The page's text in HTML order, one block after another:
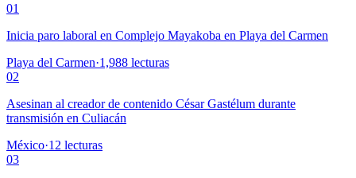
01
Inicia paro laboral en Complejo Mayakoba en Playa del Carmen
Playa del Carmen·1,988 lecturas
02
Asesinan al creador de contenido César Gastélum durante
transmisión en Culiacán
México·12 lecturas
03